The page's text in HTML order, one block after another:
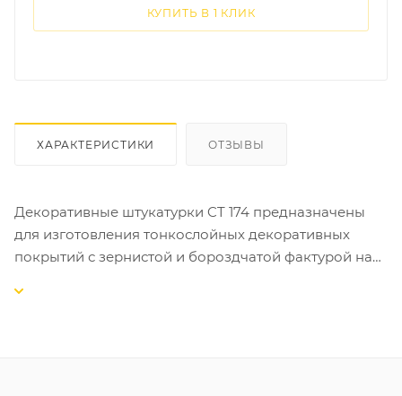
КУПИТЬ В 1 КЛИК
ХАРАКТЕРИСТИКИ ОТЗЫВЫ
Декоративные штукатурки CT 174 предназначены
для изготовления тонкослойных декоративных
покрытий с зернистой и бороздчатой фактурой на